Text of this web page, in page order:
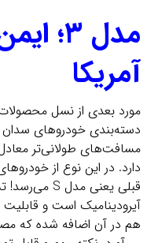
مدل
آمریکا
دسته‌بندی خودروهای سدان
دارد. در این نوع از
آیرودینامیک است و
هم در آن اضافه شده که